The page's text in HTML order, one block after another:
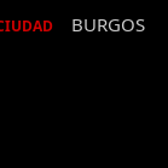
BURGOS